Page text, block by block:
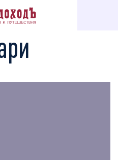
о.Рантасаари